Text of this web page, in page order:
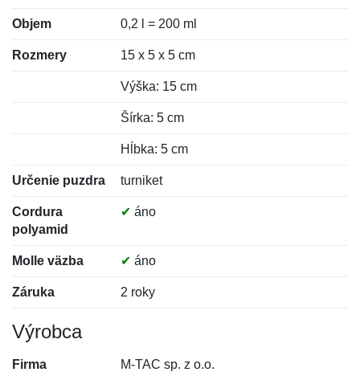
Objem 0,2 l = 200 ml
Rozmery 15 x 5 x 5 cm
Výška: 15 cm
Šírka: 5 cm
Hĺbka: 5 cm
Určenie puzdra turniket
Cordura
polyamid
✔ áno
Molle väzba ✔ áno
Záruka 2 roky
Výrobca
Firma M-TAC sp. z o.o.